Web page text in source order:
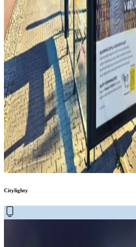
Citylighty